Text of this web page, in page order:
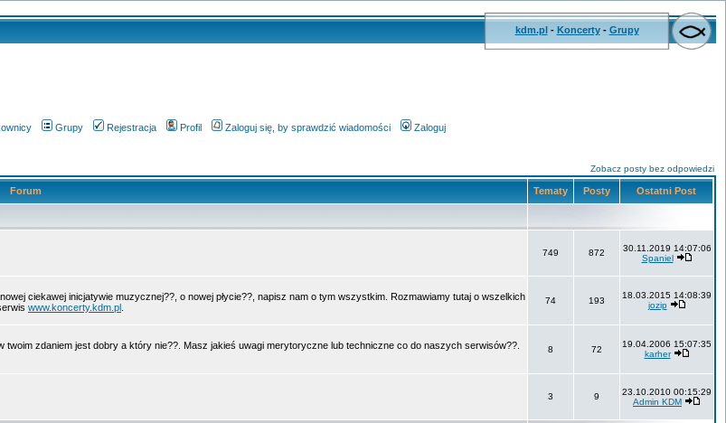
kdm.pl- Koncerty- Grupy
Grupy Rejestracja Profil Zaloguj się, by sprawdzić wiadomości Zaloguj
Zobacz posty bez odpowiedzi
Forum Tematy Posty Ostatni Post
749 872
30.11.2019 14:07:06
Spaniel
ciekawej inicjatywie muzycznej??, o nowej płycie??, napisz nam o tym wszystkim. Rozmawiamy tutaj o wszelkich
www.koncerty.kdm.pl
74 193
18.03.2015 14:08:39
jozip
zdaniem jest dobry a który nie??. Masz jakieś uwagi merytoryczne lub techniczne co do naszych serwisów??.
8 72
19.04.2006 15:07:35
karher
3 9
23.10.2010 00:15:29
Admin KDM